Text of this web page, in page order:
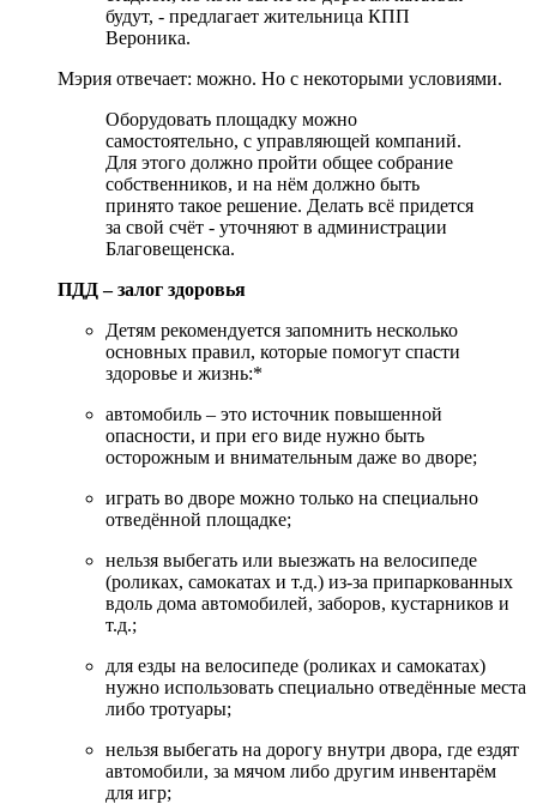
будут, - предлагает жительница КПП
Вероника.
Мэрия отвечает: можно. Но с некоторыми условиями.
Оборудовать площадку можно
самостоятельно, с управляющей компаний.
Для этого должно пройти общее собрание
собственников, и на нём должно быть
принято такое решение. Делать всё придется
за свой счёт - уточняют в администрации
Благовещенска.
ПДД – залог здоровья
Детям рекомендуется запомнить несколько
основных правил, которые помогут спасти
здоровье и жизнь:*
автомобиль – это источник повышенной
опасности, и при его виде нужно быть
осторожным и внимательным даже во дворе;
играть во дворе можно только на специально
отведённой площадке;
нельзя выбегать или выезжать на велосипеде
(роликах, самокатах и т.д.) из-за припаркованных
вдоль дома автомобилей, заборов, кустарников и
т.д.;
для езды на велосипеде (роликах и самокатах)
нужно использовать специально отведённые места
либо тротуары;
нельзя выбегать на дорогу внутри двора, где ездят
автомобили, за мячом либо другим инвентарём
для игр;